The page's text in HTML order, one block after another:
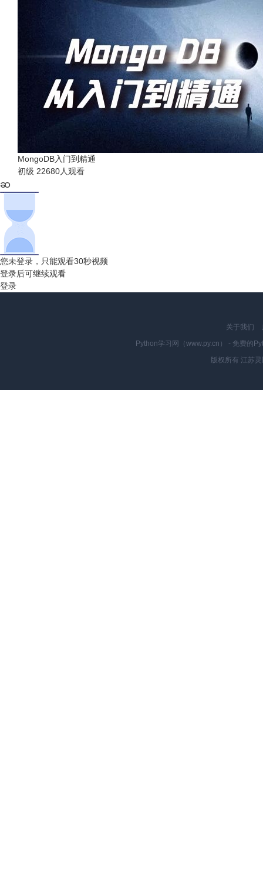
MongoDB入门到精通
初级 22680人观看
您未登录，只能观看30秒视频
登录后可继续观看
登录
关于我们
Python学习网（www.py.cn） - 免费的
版权所有 江苏